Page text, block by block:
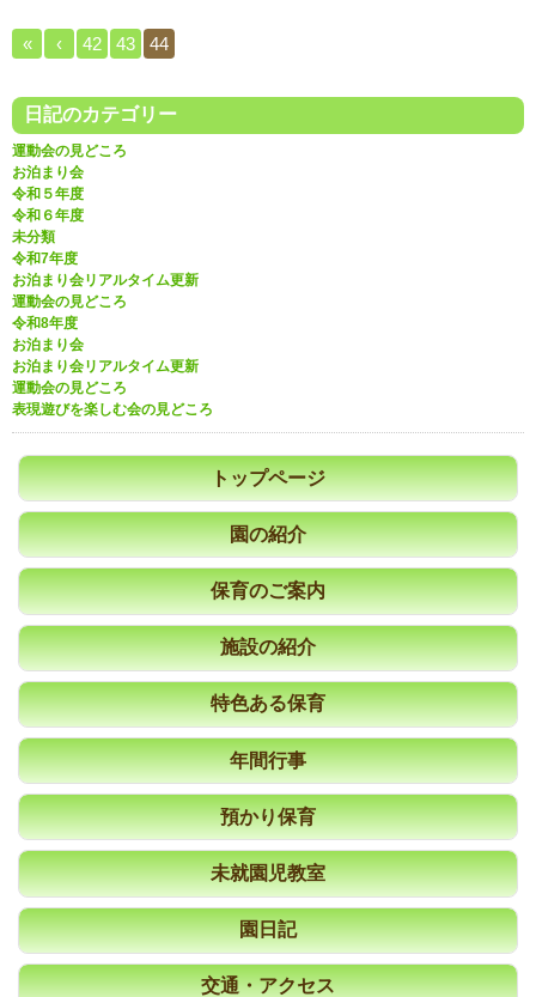
« ‹ 42 43 44
日記のカテゴリー
運動会の見どころ
お泊まり会
令和５年度
令和６年度
未分類
令和7年度
お泊まり会リアルタイム更新
運動会の見どころ
令和8年度
お泊まり会
お泊まり会リアルタイム更新
運動会の見どころ
表現遊びを楽しむ会の見どころ
トップページ
園の紹介
保育のご案内
施設の紹介
特色ある保育
年間行事
預かり保育
未就園児教室
園日記
交通・アクセス